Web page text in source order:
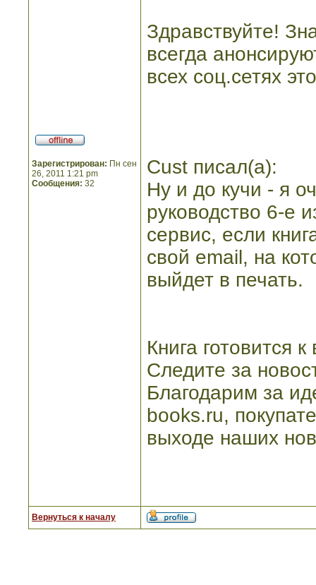
Зарегистрирован: Пн сен
26, 2011 1:21 pm
Сообщения: 32
Здравствуйте!
всегда
всех соц.сетях
Cust писал(а):
Ну и до кучи - я
руководство 6-е
сервис, если
свой email, на
выйдет в печать.
Книга готовится
Следите за
Благодарим за
books.ru,
выходе наших
Вернуться к началу